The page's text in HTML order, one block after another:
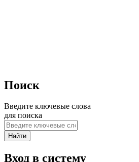
Поиск
Введите ключевые слова
для поиска
Вход в систему